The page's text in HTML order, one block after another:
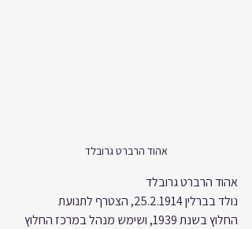
אהוד הרברט גרובלד
אהוד הרברט גרובלד
נולד בברלין 25.2.1914, הצטרף לתנועת
החלוץ בשנת 1939, ושימש מנהל במרכז החלוץ